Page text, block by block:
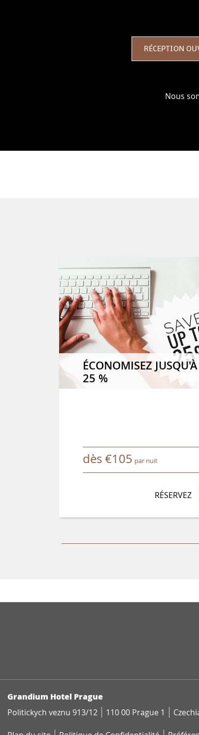
RÉCEPTION
Nous
ÉCONOMISEZ JUSQU'À
25 %
dès€105 par nuit
RÉSERVEZ
ADRESSE
Grandium Hotel Prague
Politickych veznu 913/12 110 00 Prague 1